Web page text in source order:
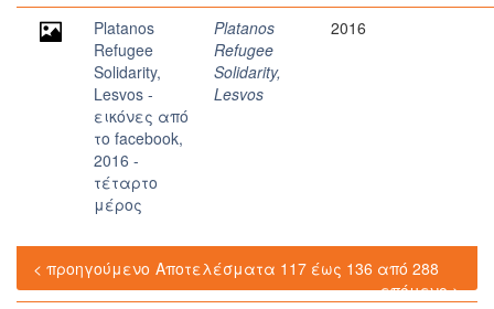
Platanos
Refugee
Solidarity,
Lesvos -
εικόνες από
το facebook,
2016 -
τέταρτο
μέρος
Platanos
Refugee
Solidarity,
Lesvos
2016
Αποτελέσματα 117 έως 136 από 288
< προηγούμενο
επόμενο >